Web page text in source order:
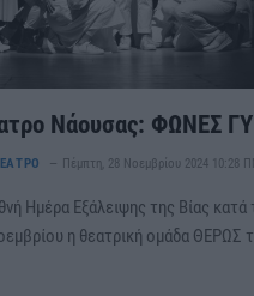
Νάουσας: ΦΩΝΕΣ
Πέμπτη, 28 Νοεμβρίου 2024 10:28
Ημέρα Εξάλειψης της Βίας κατά
η θεατρική ομάδα ΘΕΡΩΣ